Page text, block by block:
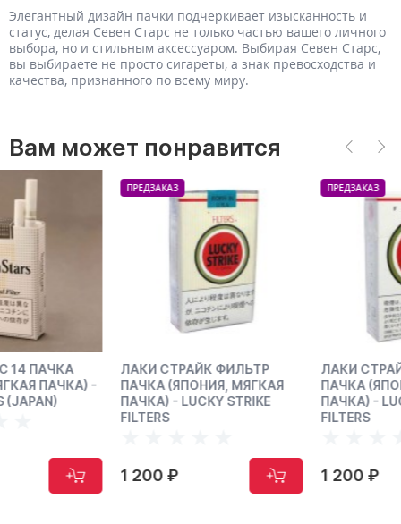
Элегантный дизайн пачки подчеркивает изысканность и
статус, делая Севен Старс не только частью вашего личного
выбора, но и стильным аксессуаром. Выбирая Севен Старс,
вы выбираете не просто сигареты, а знак превосходства и
качества, признанного по всему миру.
Вам может понравится
ЛАКИ СТРАЙК ФИЛЬТР
ПАЧКА (ЯПОНИЯ, МЯГКАЯ
ПАЧКА) - LUCKY STRIKE
1 200 ₽
ПРЕДЗАКАЗ
ЛАКИ СТРАЙК ФИЛЬТР
ПАЧКА (ЯПОНИЯ, ТВЕРДАЯ
ПАЧКА) - LUCKY STRIKE
1 200 ₽